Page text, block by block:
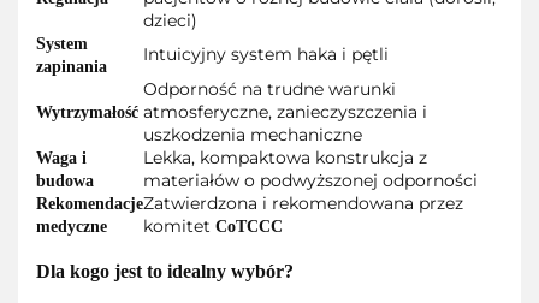
dzieci)
System
zapinania
Intuicyjny system haka i pętli
Wytrzymałość
Odporność na trudne warunki
atmosferyczne, zanieczyszczenia i
uszkodzenia mechaniczne
Waga i
budowa
Lekka, kompaktowa konstrukcja z
materiałów o podwyższonej odporności
Rekomendacje
medyczne
Zatwierdzona i rekomendowana przez
komitet CoTCCC
Dla kogo jest to idealny wybór?